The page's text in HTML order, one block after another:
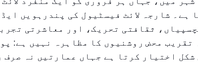
ہے۔ شارجہ لائٹ فیسٹیول کی پندرہویں
ثقافتی تحریک، اور معاشرتی
تقریب محض روشنیوں کا مظاہرہ نہیں ہے:
شکل اختیار کرتا ہے جہاں عمارتیں نہ صرف